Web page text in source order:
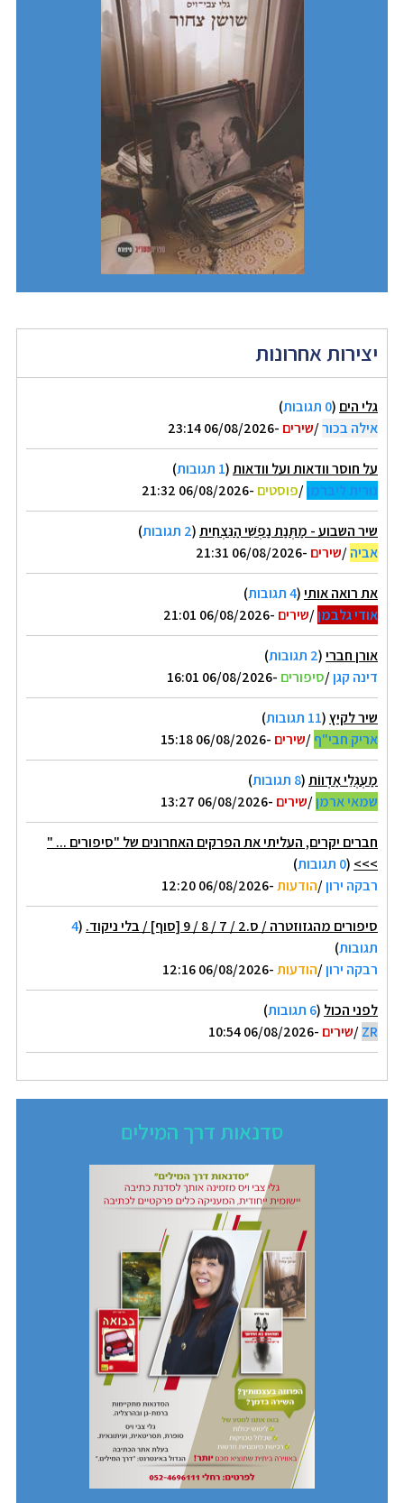
יצירות אחרונות
גלי הים (0 תגובות
)
אילה בכור/שירים -06/08/2026 23:14
על חוסר וודאות ועל וודאות(1 תגובות
)
נורית ליברמן/פוסטים -06/08/2026 21:32
שיר השבוע - מַתְּנַת נַפְשִׁי הַנִּצְחִית(2 תגובות
)
אביה/שירים -06/08/2026 21:31
את רואה אותי(4 תגובות
)
אודי גלבמן/שירים -06/08/2026 21:01
אורן חברי(2 תגובות
)
דינה קגן/סיפורים -06/08/2026 16:01
שיר לקיץ(11 תגובות
)
אריק חבי"ף/שירים -06/08/2026 15:18
מַעְגְּלֵי אַדְווֹת(8 תגובות
)
שמאי ארמן/שירים -06/08/2026 13:27
חברים יקרים, העליתי את הפרקים האחרונים של "סיפורים ... "
>>>
(0 תגובות
)
רבקה ירון/הודעות-06/08/2026 12:20
סיפורים מהגזוזטרה / ס.2 / 7 / 8 / 9 [סוף] / בלי ניקוד. (
4
תגובות)
רבקה ירון/הודעות-06/08/2026 12:16
לפני הכול (6 תגובות
)
ZR
/שירים -06/08/2026 10:54
סדנאות דרך המילים